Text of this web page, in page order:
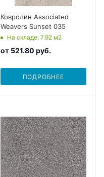
Ковролин Associated
Weavers Sunset 035
На складе: 7.92 м2
от 521.80 руб.
ПОДРОБНЕЕ